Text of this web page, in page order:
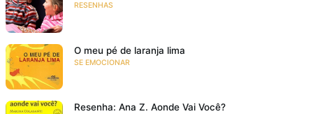
RESENHAS
O meu pé de laranja lima
SE EMOCIONAR
Resenha: Ana Z. Aonde Vai Você?